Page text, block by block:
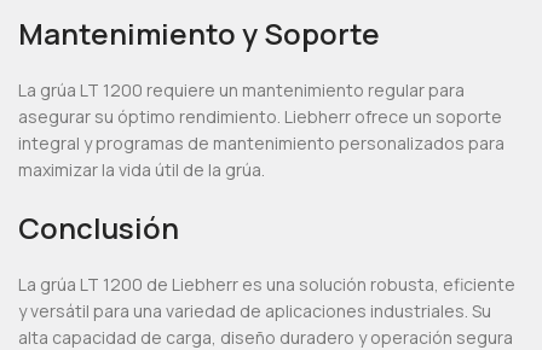
Mantenimiento y Soporte
La grúa LT 1200 requiere un mantenimiento regular para
asegurar su óptimo rendimiento. Liebherr ofrece un soporte
integral y programas de mantenimiento personalizados para
maximizar la vida útil de la grúa.
Conclusión
La grúa LT 1200 de Liebherr es una solución robusta, eficiente
y versátil para una variedad de aplicaciones industriales. Su
alta capacidad de carga, diseño duradero y operación segura